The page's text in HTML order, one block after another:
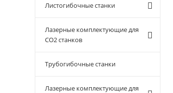
Листогибочные станки
Лазерные комплектующие для
CO2 станков
Трубогибочные станки
Лазерные комплектующие для